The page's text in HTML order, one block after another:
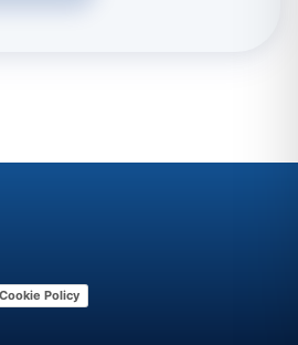
Cookie Policy